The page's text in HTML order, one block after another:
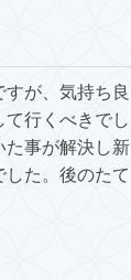
が、気持ち良
て行くべきでし
事が解決し新
た。後のたて